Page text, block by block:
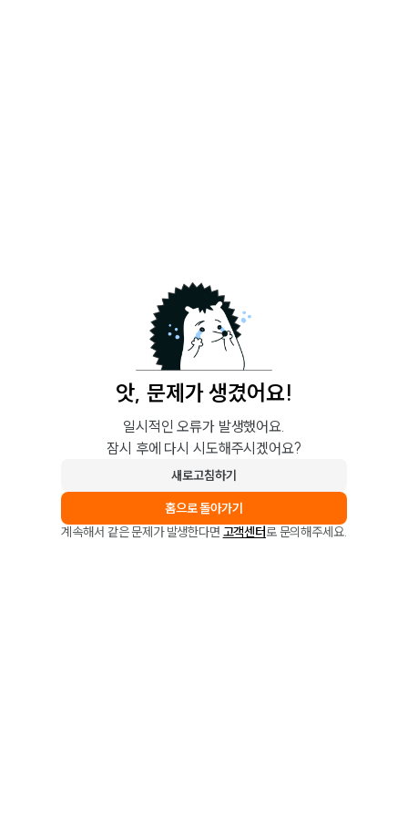
앗, 문제가 생겼어요!
일시적인 오류가 발생했어요.
잠시 후에 다시 시도해주시겠어요?
새로고침하기
홈으로 돌아가기
계속해서 같은 문제가 발생한다면 고객센터로 문의해주세요.